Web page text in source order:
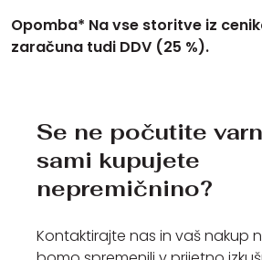
Opomba* Na vse storitve iz
zaračuna tudi DDV (25 %).
Se ne počutite
sami kupujete
nepremičnino?
Kontaktirajte nas in vaš nakup